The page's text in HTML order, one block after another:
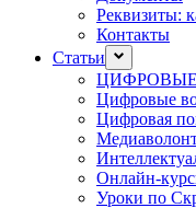
Реквизиты:
Контакты
Статьи
Цифровые
Цифровая
Онлайн-
Уроки по